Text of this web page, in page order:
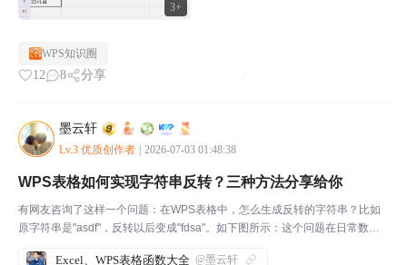
3+
WPS知识圈
12 8 分享
墨云轩
Lv.3 优质创作者 2026-07-03 01:48:38
WPS表格如何实现字符串反转？三种方法分享给你
有网友咨询了这样一个问题：在WPS表格中，怎么生成反转的字符串？比如
原字符串是"asdf"，反转以后变成"fdsa"。如下图所示：这个问题在日常数据
Excel、WPS表格函数大全 @墨云轩